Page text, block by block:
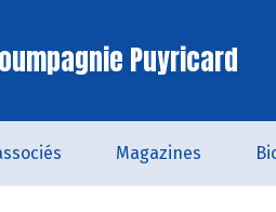
Puyricard
Magazines